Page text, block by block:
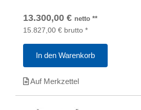
13.300,00 € netto **
15.827,00 € brutto *
In den Warenkorb
Auf Merkzettel